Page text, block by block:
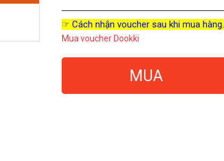
☞ Cách nhận voucher sau khi mua hàng.
Mua voucher Dookki
MUA